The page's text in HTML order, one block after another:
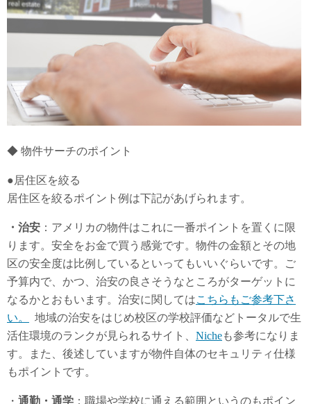
◆ 物件サーチのポイント
●居住区を絞る
居住区を絞るポイント例は下記があげられます。
・治安 ：アメリカの物件はこれに一番ポイントを置くに限
ります。安全をお金で買う感覚です。物件の金額とその地
区の安全度は比例しているといってもいいぐらいです。ご
予算内で、かつ、治安の良さそうなところがターゲットに
なるかとおもいます。治安に関してはこちらもご参考下さ
い。
地域の治安をはじめ校区の学校評価などトータルで生
活住環境のランクが見られるサイト、 Nicheも参考になりま
す。また、後述していますが物件自体のセキュリティ仕様
もポイントです。
・ 通勤・通学 ：職場や学校に通える範囲というのもポイン